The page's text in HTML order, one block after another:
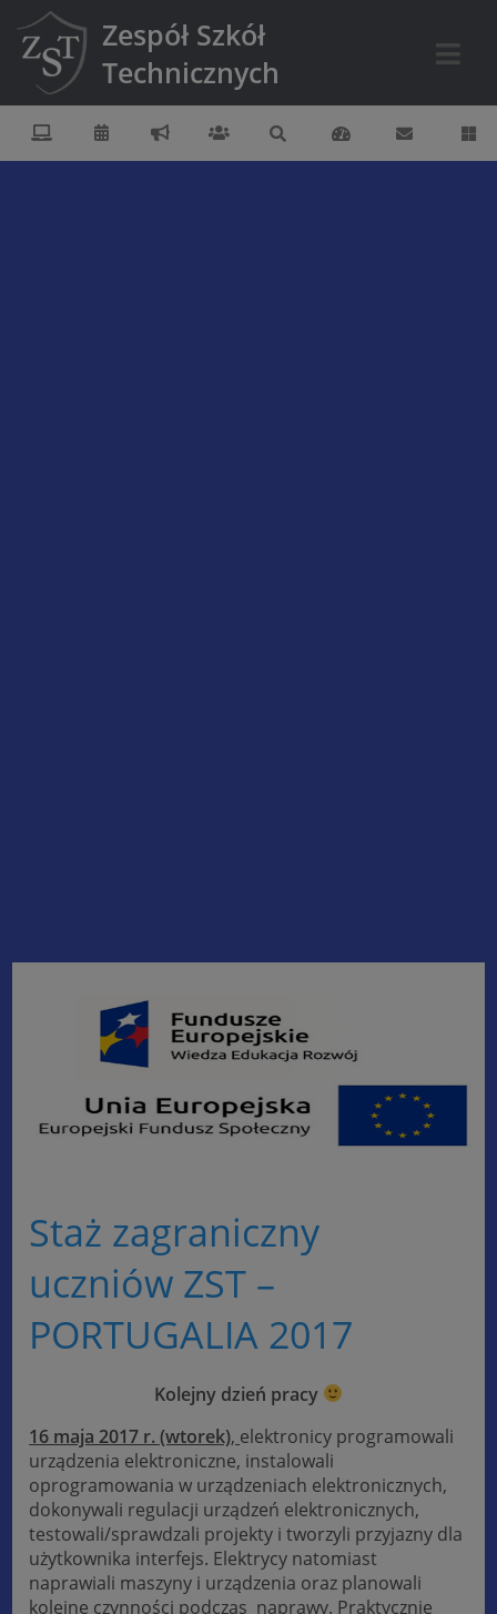
Zespół Szkół
Technicznych
Staż zagraniczny
uczniów ZST –
PORTUGALIA 2017
Kolejny dzień pracy
16 maja 2017 r. (wtorek), elektronicy programowali
urządzenia elektroniczne, instalowali
oprogramowania w urządzeniach elektronicznych,
dokonywali regulacji urządzeń elektronicznych,
testowali/sprawdzali projekty i tworzyli przyjazny dla
użytkownika interfejs. Elektrycy natomiast
naprawiali maszyny i urządzenia oraz planowali
kolejne czynności podczas naprawy. Praktycznie